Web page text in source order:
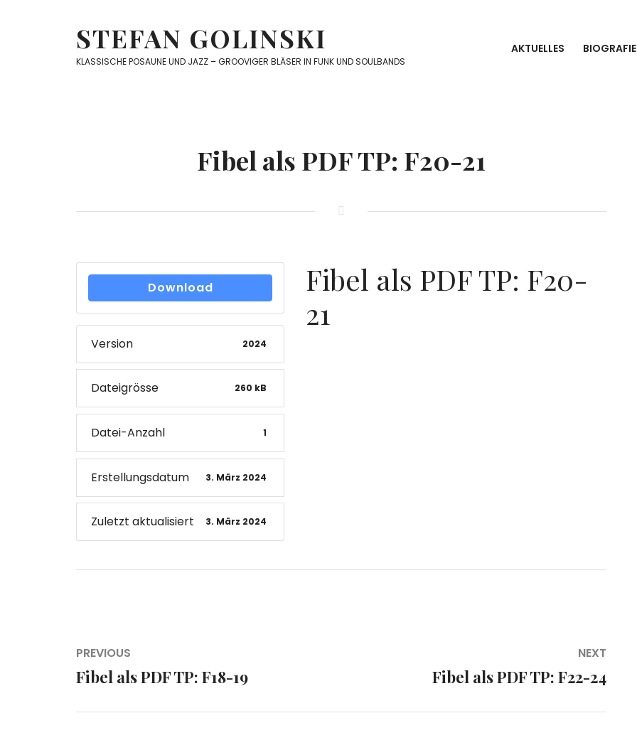
STEFAN GOLINSKI
KLASSISCHE POSAUNE UND JAZZ – GROOVIGER BLÄSER IN FUNK UND SOULBANDS
AKTUELLES BIOGRAFIE
Fibel als PDF TP: F20-21
Download
Version 2024
Dateigrösse 260 kB
Datei-Anzahl 1
Erstellungsdatum 3. März 2024
Zuletzt aktualisiert 3. März 2024
Fibel als PDF TP: F20-
21
Beitragsnavigation
PREVIOUS
Previous
Fibel als PDF TP: F18-19
NEXT
Fibel als PDF TP: F22-24